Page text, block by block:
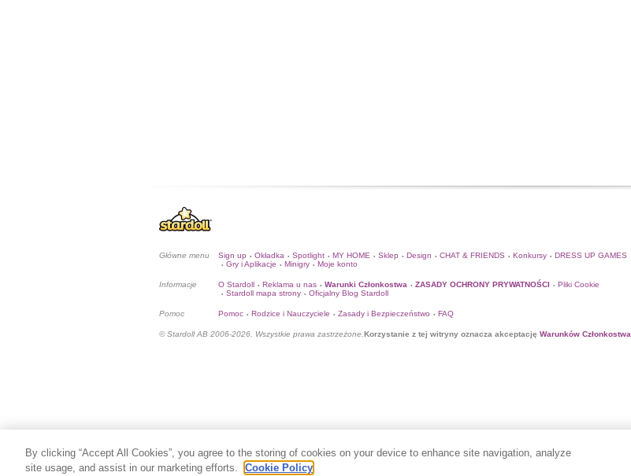
Główne menu Sign up • Okładka • Spotlight • MY HOME • Sklep • Design • CHAT & FRIENDS • Konkursy • DRESS UP GAMES
• Gry i Aplikacje • Minigry • Moje konto
Informacje O Stardoll • Reklama u nas • Warunki Członkostwa • ZASADY OCHRONY PRYWATNOŚCI • Pliki Cookie
• Stardoll mapa strony • Oficjalny Blog Stardoll
Pomoc Pomoc • Rodzice i Nauczyciele • Zasady i Bezpieczeństwo • FAQ
© Stardoll AB 2006-2026. Wszystkie prawa zastrzeżone. Korzystanie z tej witryny oznacza akceptację Warunków Członkostwa
By clicking “Accept All Cookies”, you agree to the storing of cookies on your device to enhance site navigation, analyze
site usage, and assist in our marketing efforts.
Cookie Policy